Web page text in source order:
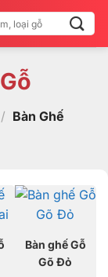
/ Bàn Ghế
Bàn ghế Gỗ
Gõ Đỏ